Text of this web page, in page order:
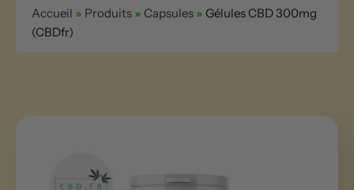
Accueil » Produits » Capsules » Gélules CBD 300mg
(CBDfr)